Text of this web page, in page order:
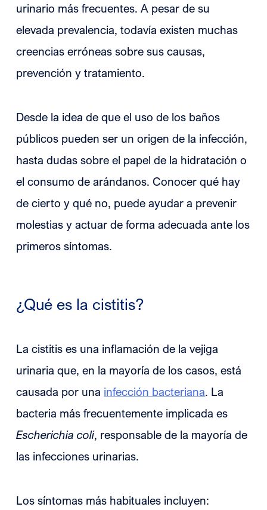
urinario más frecuentes. A pesar de su
elevada prevalencia, todavía existen muchas
creencias erróneas sobre sus causas,
prevención y tratamiento.
Desde la idea de que el uso de los baños
públicos pueden ser un origen de la infección,
hasta dudas sobre el papel de la hidratación o
el consumo de arándanos. Conocer qué hay
de cierto y qué no, puede ayudar a prevenir
molestias y actuar de forma adecuada ante los
primeros síntomas.
¿Qué es la cistitis?
La cistitis es una inflamación de la vejiga
urinaria que, en la mayoría de los casos, está
causada por una infección bacteriana . La
bacteria más frecuentemente implicada es
Escherichia coli, responsable de la mayoría de
las infecciones urinarias.
Los síntomas más habituales incluyen: